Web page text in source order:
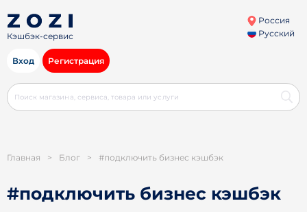
Кэшбэк-сервис
Россия
Русский
Вход Регистрация
Главная > Блог > #подключить бизнес кэшбэк
#подключить бизнес кэшбэк